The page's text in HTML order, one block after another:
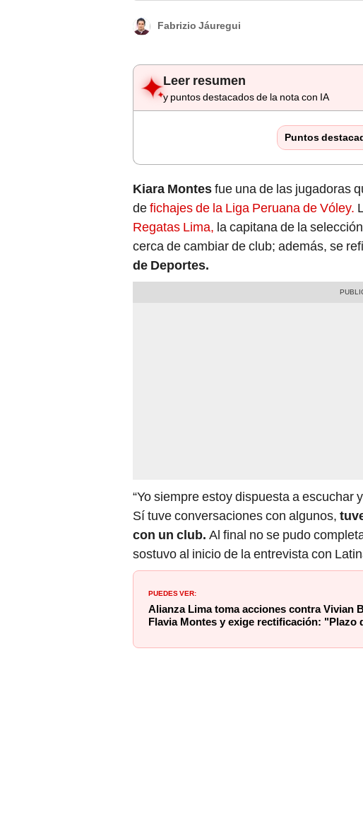
Fabrizio Jáuregui
Leer resumen
y puntos destacados de la nota con IA
Puntos
Kiara Montesfue una de las jugadoras
defichajes de la Liga Peruana de Vóley.
Regatas Lima, la capitana de la
cerca de cambiar de club; además, se
de Deportes.
“Yo siempre estoy dispuesta a escuchar
Sí tuve conversaciones con algunos,
con un club. Al final no se pudo
sostuvo al inicio de la entrevista con
PUEDES VER:
Alianza Lima toma acciones contra Vivian
Flavia Montes y exige rectificación: "Plazo